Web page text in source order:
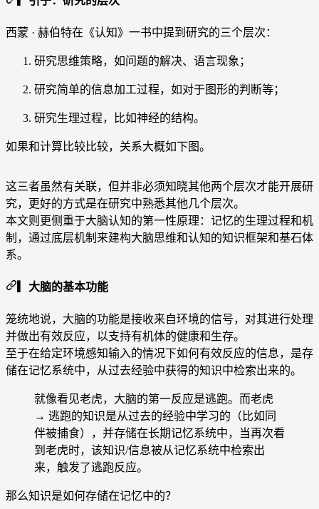
西蒙 · 赫伯特在《认知》一书中提到研究的三个层次：
研究思维策略，如问题的解决、语言现象；
研究简单的信息加工过程，如对于图形的判断等；
研究生理过程，比如神经的结构。
如果和计算比较比较，关系大概如下图。
这三者虽然有关联，但并非必须知晓其他两个层次才能开展研
究，更好的方式是在研究中熟悉其他几个层次。
本文则更侧重于大脑认知的第一性原理：记忆的生理过程和机
制，通过底层机制来建构大脑思维和认知的知识框架和基石体
系。
大脑的基本功能
笼统地说，大脑的功能是接收来自环境的信号，对其进行处理
并做出有效反应，以支持有机体的健康和生存。
至于在给定环境感知输入的情况下如何有效反应的信息，是存
储在记忆系统中，从过去经验中获得的知识中检索出来的。
就像看见老虎，大脑的第一反应是逃跑。而老虎
→ 逃跑的知识是从过去的经验中学习的（比如同
伴被捕食），并存储在长期记忆系统中，当再次看
到老虎时，该知识/信息被从记忆系统中检索出
来，触发了逃跑反应。
那么知识是如何存储在记忆中的？